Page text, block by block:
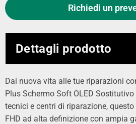
Richiedi un
Dettagli prodotto
Dai nuova vita alle tue riparazioni
Plus Schermo Soft OLED
tecnici e centri di riparazione,
FHD ad alta definizione con ampia